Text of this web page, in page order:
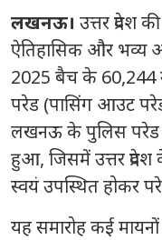
लखनऊ। उत्तर प्रदेश
ऐतिहासिक और भव्य
2025 बैच के 60,244
परेड (पासिंग आउट
लखनऊ के पुलिस परेड
हुआ, जिसमें उत्तर
स्वयं उपस्थित होकर
यह समारोह कई